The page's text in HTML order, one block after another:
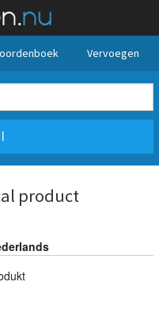
Vervoegen
product